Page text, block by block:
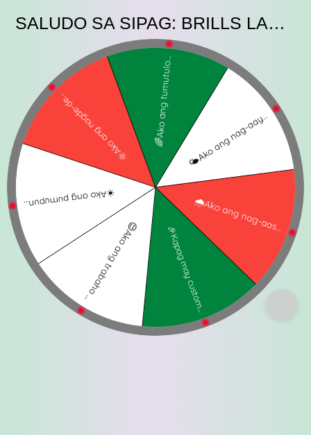
SALUDO SA SIPAG: BRILLS LABOR MONTH APPRECIATION ACTIVITY